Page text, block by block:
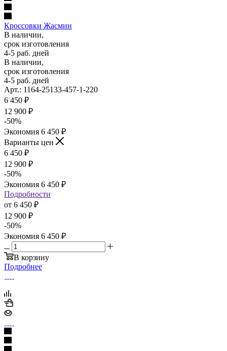
Кроссовки Жасмин
В наличии,
срок изготовления
4-5 раб. дней
В наличии,
срок изготовления
4-5 раб. дней
Арт.: 1164-25133-457-1-220
6 450 ₽
12 900 ₽
-50%
Экономия 6 450 ₽
Варианты цен
6 450 ₽
12 900 ₽
-50%
Экономия 6 450 ₽
Подробности
от 6 450 ₽
12 900 ₽
-50%
Экономия 6 450 ₽
В корзину
Подробнее